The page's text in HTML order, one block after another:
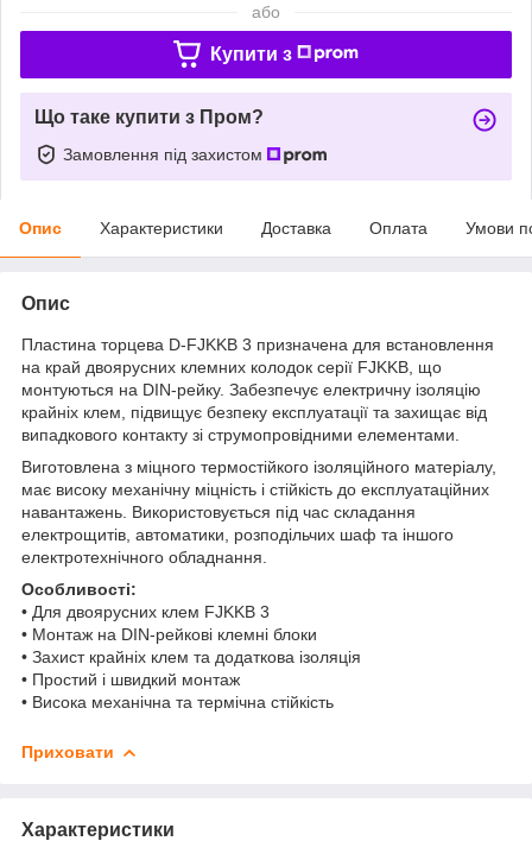
або
Купити з
Що таке купити з Пром?
Замовлення під захистом
Опис Характеристики Доставка Оплата Умови
Опис
Пластина торцева D-FJKKB 3 призначена для встановлення
на край двоярусних клемних колодок серії FJKKB, що
монтуються на DIN-рейку. Забезпечує електричну ізоляцію
крайніх клем, підвищує безпеку експлуатації та захищає від
випадкового контакту зі струмопровідними елементами.
Виготовлена з міцного термостійкого ізоляційного матеріалу,
має високу механічну міцність і стійкість до експлуатаційних
навантажень. Використовується під час складання
електрощитів, автоматики, розподільчих шаф та іншого
електротехнічного обладнання.
Особливості:
• Для двоярусних клем FJKKB 3
• Монтаж на DIN-рейкові клемні блоки
• Захист крайніх клем та додаткова ізоляція
• Простий і швидкий монтаж
• Висока механічна та термічна стійкість
Приховати
Характеристики